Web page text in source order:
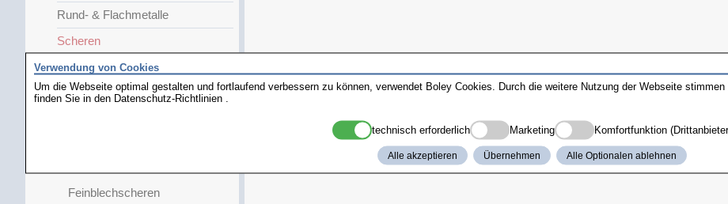
Rund- & Flachmetalle
Scheren
Perlfadenschere
Perlfadenschere
Feinblechscheren
Verwendung von Cookies
Um die Webseite optimal gestalten und fortlaufend verbessern zu können, verwendet Boley Cookies. Durch die weitere Nutzung der Webseite
finden Sie in den Datenschutz-Richtlinien
technisch erforderlich Marketing Komfortfunktion
Alle akzeptieren Übernehmen Alle Optionalen ablehnen